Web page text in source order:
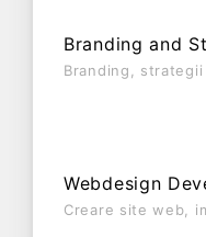
Branding and
Branding,
Webdesign
Creare site web,